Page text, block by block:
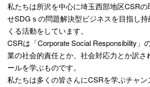
私たちは所沢を中心に埼玉西部地区CSRの
せSDGｓの問題解決型ビジネスを目指し
くる活動をしています。
CSRは「Corporate Social Responsibility」
業の社会的責任とか、社会対応力とか訳さ
ールを学ぶものです。
私たちは多くの皆さんにCSRを学ぶチャン